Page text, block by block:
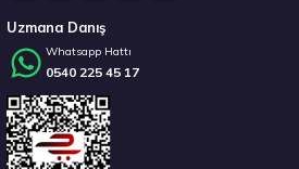
Stokta 12 Adet
Uzmana Danış
Whatsapp Hattı
0540 225 45 17